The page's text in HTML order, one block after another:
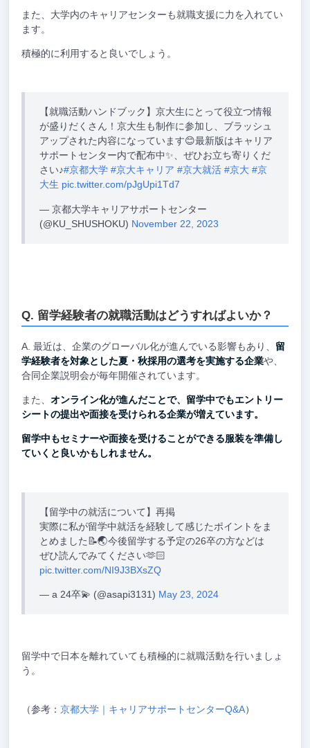
また、大学内のキャリアセンターも就職支援に力を入れてい
ます。
積極的に利用すると良いでしょう。
【就職活動ハンドブック】京大生にとって役立つ情報
が盛りだくさん！京大生も制作に参加し、ブラッシュ
アップされた内容になっています😊最新版はキャリア
サポートセンター内で配布中✨、ぜひお立ち寄りくだ
さい♪#京都大学 #京大キャリア #京大就活 #京大 #京
大生 pic.twitter.com/pJgUpi1Td7
— 京都大学キャリアサポートセンター
(@KU_SHUSHOKU) November 22, 2023
留学経験者の就職活動はどうすればよいか？
最近は、企業のグローバル化が進んでいる影響もあり、 留
学経験者を対象とした夏・秋採用の選考を実施する企業や、
合同企業説明会が毎年開催されています。
また、 オンライン化が進んだことで、留学中でもエントリー
シートの提出や面接を受けられる企業が増えています。
留学中もセミナーや面接を受けることができる服装を準備し
ていくと良いかもしれません。
【留学中の就活について】再掲
実際に私が留学中就活を経験して感じたポイントをま
とめました📝🌏今後留学する予定の26卒の方などは
ぜひ読んでみてください🫶🏻
pic.twitter.com/NI9J3BXsZQ
— a 24卒💫 (@asapi3131) May 23, 2024
留学中で日本を離れていても積極的に就職活動を行いましょ
う。
（参考： 京都大学｜キャリアサポートセンターQ&A）